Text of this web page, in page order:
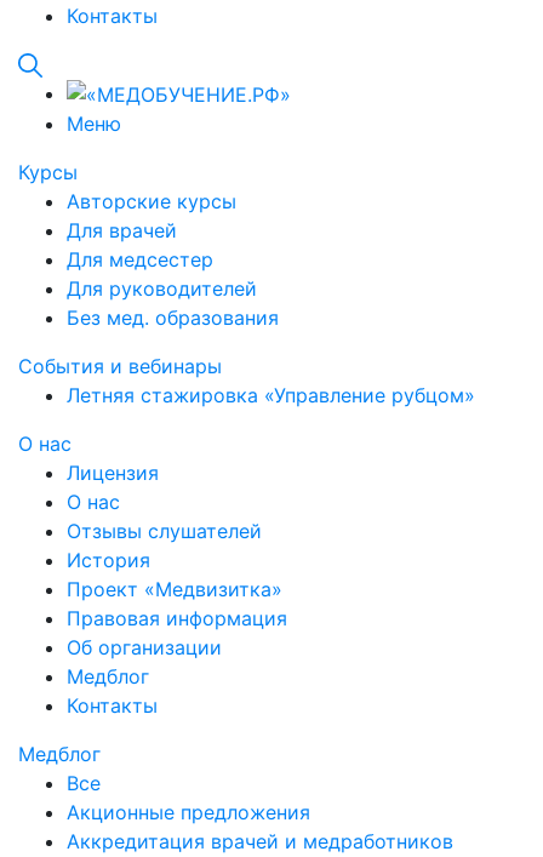
Контакты
Меню
Курсы
Авторские курсы
Для врачей
Для медсестер
Для руководителей
Без мед. образования
События и вебинары
Летняя стажировка «Управление рубцом»
О нас
Лицензия
О нас
Отзывы слушателей
История
Проект «Медвизитка»
Правовая информация
Об организации
Медблог
Контакты
Медблог
Все
Акционные предложения
Аккредитация врачей и медработников